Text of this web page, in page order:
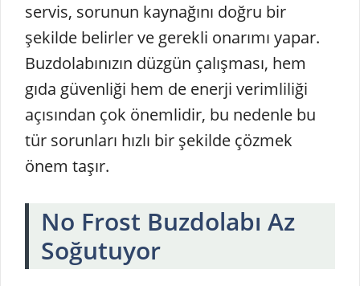
servis, sorunun kaynağını doğru bir
şekilde belirler ve gerekli onarımı yapar.
Buzdolabınızın düzgün çalışması, hem
gıda güvenliği hem de enerji verimliliği
açısından çok önemlidir, bu nedenle bu
tür sorunları hızlı bir şekilde çözmek
önem taşır.
No Frost Buzdolabı Az
Soğutuyor